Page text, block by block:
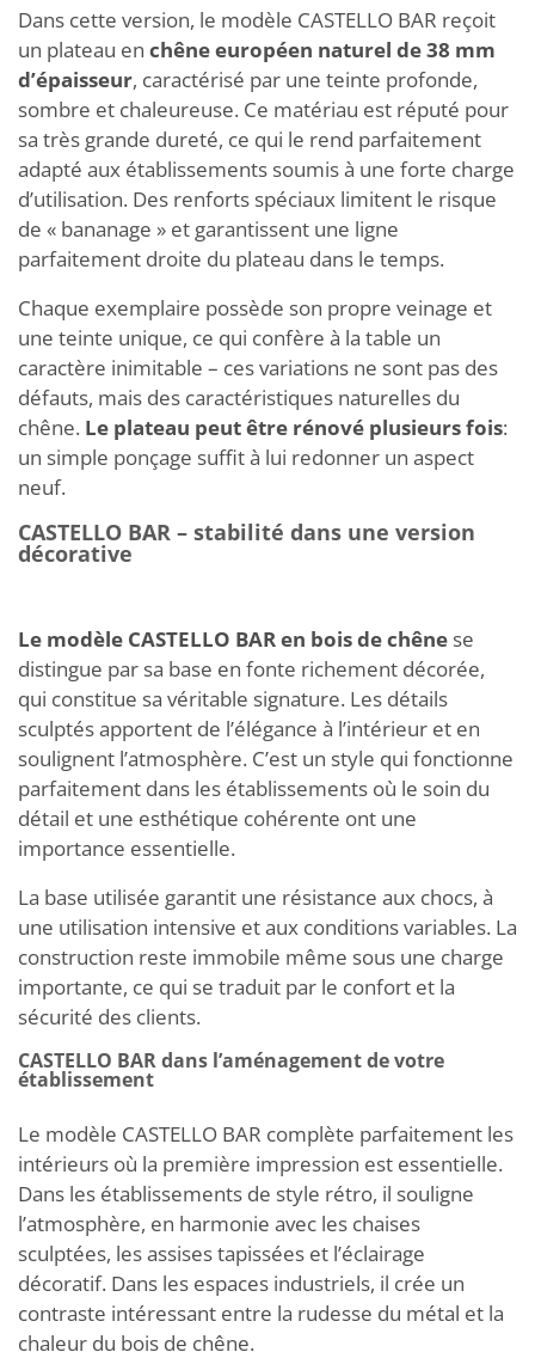
Dans cette version, le modèle CASTELLO BAR reçoit
un plateau en chêne européen naturel de 38 mm
d’épaisseur, caractérisé par une teinte profonde,
sombre et chaleureuse. Ce matériau est réputé pour
sa très grande dureté, ce qui le rend parfaitement
adapté aux établissements soumis à une forte charge
d’utilisation. Des renforts spéciaux limitent le risque
de « bananage » et garantissent une ligne
parfaitement droite du plateau dans le temps.
Chaque exemplaire possède son propre veinage et
une teinte unique, ce qui confère à la table un
caractère inimitable – ces variations ne sont pas des
défauts, mais des caractéristiques naturelles du
chêne. Le plateau peut être rénové plusieurs fois:
un simple ponçage suffit à lui redonner un aspect
neuf.
CASTELLO BAR – stabilité dans une version
décorative
Le modèle CASTELLO BAR en bois de chêne se
distingue par sa base en fonte richement décorée,
qui constitue sa véritable signature. Les détails
sculptés apportent de l’élégance à l’intérieur et en
soulignent l’atmosphère. C’est un style qui fonctionne
parfaitement dans les établissements où le soin du
détail et une esthétique cohérente ont une
importance essentielle.
La base utilisée garantit une résistance aux chocs, à
une utilisation intensive et aux conditions variables. La
construction reste immobile même sous une charge
importante, ce qui se traduit par le confort et la
sécurité des clients.
CASTELLO BAR dans l’aménagement de votre
établissement
Le modèle CASTELLO BAR complète parfaitement les
intérieurs où la première impression est essentielle.
Dans les établissements de style rétro, il souligne
l’atmosphère, en harmonie avec les chaises
sculptées, les assises tapissées et l’éclairage
décoratif. Dans les espaces industriels, il crée un
contraste intéressant entre la rudesse du métal et la
chaleur du bois de chêne.